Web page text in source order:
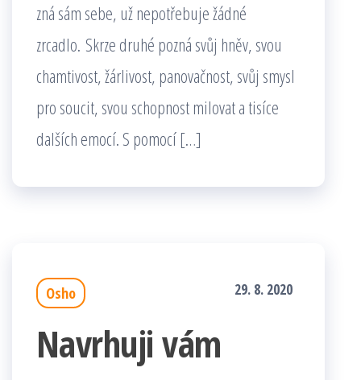
zná sám sebe, už nepotřebuje žádné
zrcadlo. Skrze druhé pozná svůj hněv, svou
chamtivost, žárlivost, panovačnost, svůj smysl
pro soucit, svou schopnost milovat a tisíce
dalších emocí. S pomocí […]
Osho 29. 8. 2020
Navrhuji vám